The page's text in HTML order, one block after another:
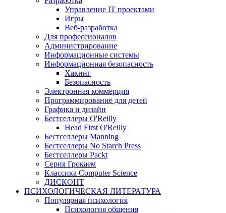
Управление IT проектами
Игры
Веб-разработка
Для профессионалов
Администрирование
Информационные системы
Информационная безопасность
Хакинг
Безопасность
Электронная коммерция
Программирование для детей
Графика и дизайн
Бестселлеры O'Reilly
Head First O'Reilly
Бестселлеры Manning
Бестселлеры No Starch Press
Бестселлеры Packt
Серия Грокаем
Классика Computer Science
ДИСКОНТ
ПСИХОЛОГИЧЕСКАЯ ЛИТЕРАТУРА
Популярная психология
Психология общения